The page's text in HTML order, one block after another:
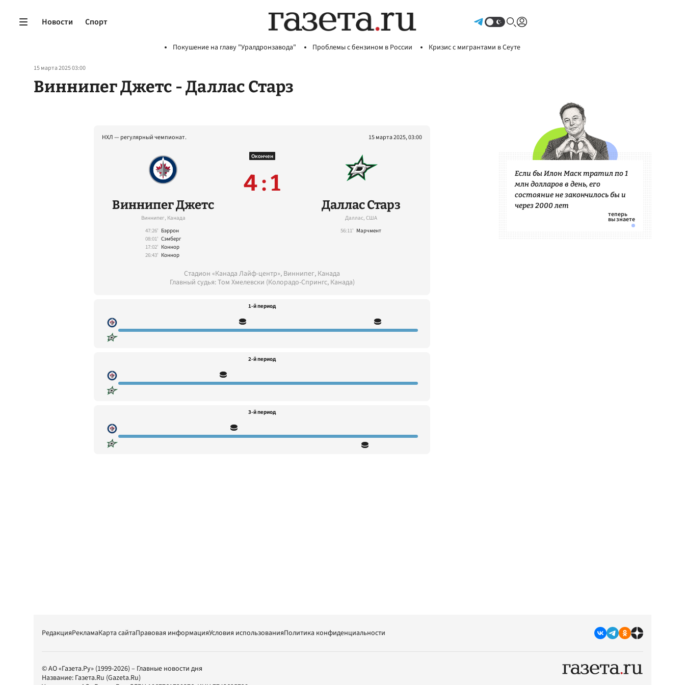
Новости Спорт
Покушение на главу "Уралдронзавода" Проблемы с бензином в России Кризис с мигрантами в Сеуте
15 марта 2025 03:00
Виннипег Джетс - Даллас Старз
НХЛ — регулярный чемпионат. 15 марта 2025, 03:00
Виннипег Джетс
Виннипег, Канада
47:26' Бэррон
08:01' Сэмберг
17:02' Коннор
26:43' Коннор
Окончен
4 : 1
Даллас Старз
Даллас, США
56:11' Марчмент
Стадион «Канада Лайф-центр», Виннипег, Канада
Главный судья: Том Хмелевски (Колорадо-Спрингс, Канада)
1-й период
2-й период
3-й период
Если бы Илон Маск тратил по 1
млн долларов в день, его
состояние не закончилось бы и
через 2000 лет
РедакцияРекламаКарта сайтаПравовая информацияУсловия использованияПолитика конфиденциальности
© АО «Газета.Ру» (1999-2026) – Главные новости дня
Название: Газета.Ru (Gazeta.Ru)